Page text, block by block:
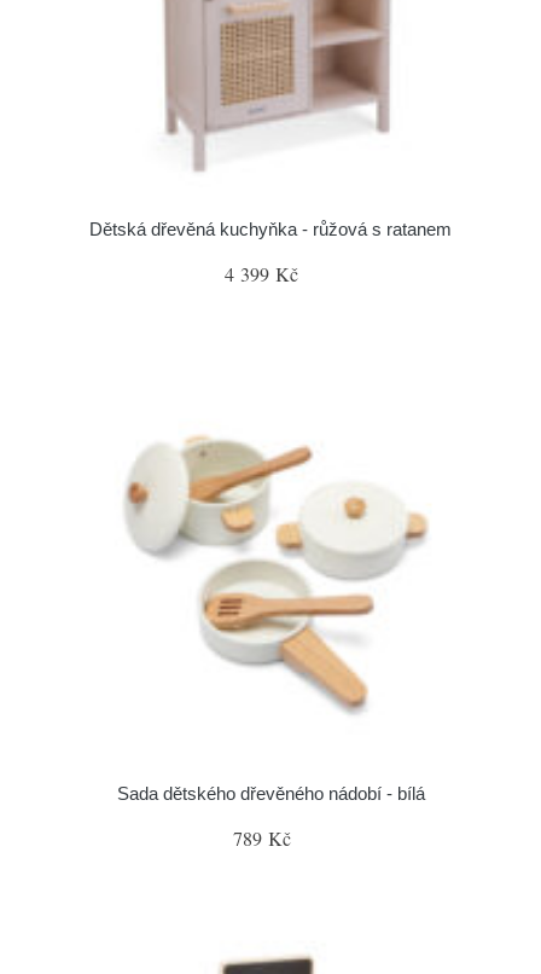
Dětská dřevěná kuchyňka - růžová s ratanem
4 399 Kč
Sada dětského dřevěného nádobí - bílá
789 Kč